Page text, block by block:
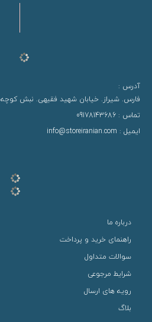
آدرس :
فارس. شیراز. خیابان شهید فقیهی. نبش کوچه 9. فروشگاه استور ایرانیان
تماس : 09178143686
ایمیل : info@storeiranian.com
درباره ما
راهنمای خرید و پرداخت
سوالات متداول
شرایط مرجوعی
رویه های ارسال
بلاگ